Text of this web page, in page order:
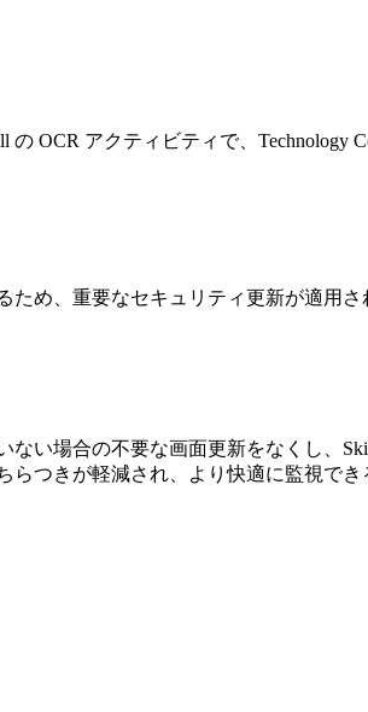
の OCR アクティビティで、Technology
ため、重要なセキュリティ更新が適用さ
ない場合の不要な画面更新をなくし、
らつきが軽減され、より快適に監視でき